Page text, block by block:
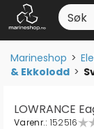
Marineshop>
& Ekkolodd>
LOWRANCE
Varenr.: 152516